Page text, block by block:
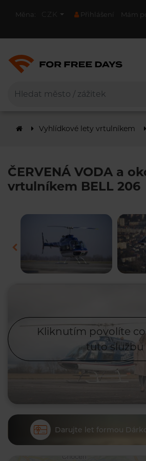
Měna: CZK Přihlášení Mám
Vyhlídkové lety vrtulníkem
ČERVENÁ VODA a
vrtulníkem BELL 206
Kliknutím povolíte
tuto službu
Darujte let formou